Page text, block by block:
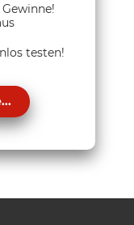
testen!